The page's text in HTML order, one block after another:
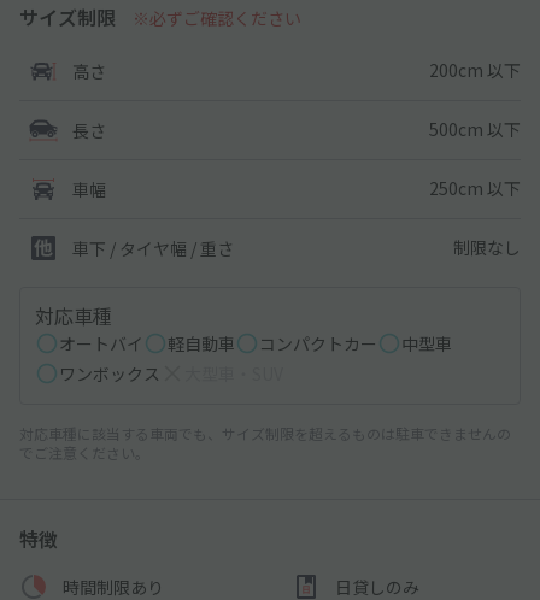
サイズ制限 ※必ずご確認ください
高さ 200cm 以下
長さ 500cm 以下
車幅 250cm 以下
車下 / タイヤ幅 / 重さ 制限なし
対応車種
オートバイ 軽自動車 コンパクトカー
中型車
ワンボックス
対応車種に該当する車両でも、サイズ制限を超えるものは駐車できませんの
でご注意ください。
特徴
時間制限あり 日貸しのみ